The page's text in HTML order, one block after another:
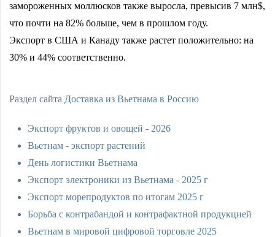
замороженных моллюсков также выросла, превысив 7 млн$,
что почти на 82% больше, чем в прошлом году.
Экспорт в США и Канаду также растет положительно: на
30% и 44% соответственно.
Раздел сайта Доставка из Вьетнама в Россию
Экспорт фруктов и овощей - 2026
Вьетнам - экспорт растений
День логистики Вьетнама
Экспорт электроники из Вьетнама - 2025 г
Экспорт морепродуктов по итогам 2025 г
Борьба с контрабандой и контрафактной продукцией
Вьетнам в мировой цифровой торговле 2025